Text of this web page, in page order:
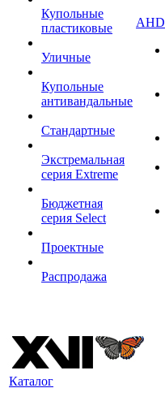
Купольные
пластиковые
Уличные
Купольные
антивандальные
Стандартные
Экстремальная
серия Extreme
Бюджетная
серия Select
Проектные
Распродажа
Каталог